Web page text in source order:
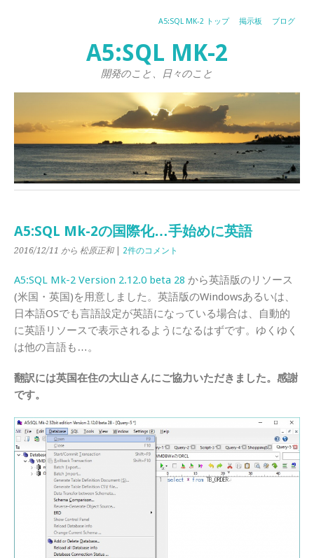
A5:SQL MK-2 トップ 掲示板 ブログ
A5:SQL MK-2
開発のこと、日々のこと
A5:SQL Mk-2の国際化…手始めに英語
2016/12/11 から 松原正和| 2件のコメント
A5:SQL Mk-2 Version 2.12.0 beta 28 から英語版のリソース
(米国・英国)を用意しました。英語版のWindowsあるいは、
日本語OSでも言語設定が英語になっている場合は、自動的
に英語リソースで表示されるようになるはずです。ゆくゆく
は他の言語も…。
翻訳には英国在住の大山さんにご協力いただきました。感謝
です。